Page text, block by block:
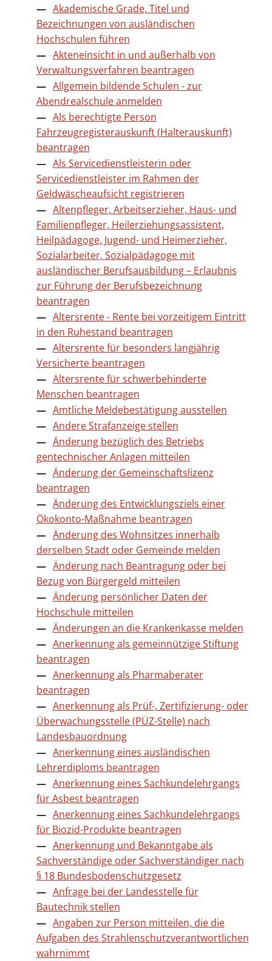
Akademische Grade, Titel und
Bezeichnungen von ausländischen
Hochschulen führen
Akteneinsicht in und außerhalb von
Verwaltungsverfahren beantragen
Allgemein bildende Schulen - zur
Abendrealschule anmelden
Als berechtigte Person
Fahrzeugregisterauskunft (Halterauskunft)
beantragen
Als Servicedienstleisterin oder
Servicedienstleister im Rahmen der
Geldwäscheaufsicht registrieren
Altenpfleger, Arbeitserzieher, Haus- und
Familienpfleger, Heilerziehungsassistent,
Heilpädagoge, Jugend- und Heimerzieher,
Sozialarbeiter, Sozialpädagoge mit
ausländischer Berufsausbildung – Erlaubnis
zur Führung der Berufsbezeichnung
beantragen
Altersrente - Rente bei vorzeitigem Eintritt
in den Ruhestand beantragen
Altersrente für besonders langjährig
Versicherte beantragen
Altersrente für schwerbehinderte
Menschen beantragen
Amtliche Meldebestätigung ausstellen
Andere Strafanzeige stellen
Änderung bezüglich des Betriebs
gentechnischer Anlagen mitteilen
Änderung der Gemeinschaftslizenz
beantragen
Änderung des Entwicklungsziels einer
Ökokonto-Maßnahme beantragen
Änderung des Wohnsitzes innerhalb
derselben Stadt oder Gemeinde melden
Änderung nach Beantragung oder bei
Bezug von Bürgergeld mitteilen
Änderung persönlicher Daten der
Hochschule mitteilen
Änderungen an die Krankenkasse melden
Anerkennung als gemeinnützige Stiftung
beantragen
Anerkennung als Pharmaberater
beantragen
Anerkennung als Prüf-, Zertifizierung- oder
Überwachungsstelle (PÜZ-Stelle) nach
Landesbauordnung
Anerkennung eines ausländischen
Lehrerdiploms beantragen
Anerkennung eines Sachkundelehrgangs
für Asbest beantragen
Anerkennung eines Sachkundelehrgangs
für Biozid-Produkte beantragen
Anerkennung und Bekanntgabe als
Sachverständige oder Sachverständiger nach
§ 18 Bundesbodenschutzgesetz
Anfrage bei der Landesstelle für
Bautechnik stellen
Angaben zur Person mitteilen, die die
Aufgaben des Strahlenschutzverantwortlichen
wahrnimmt